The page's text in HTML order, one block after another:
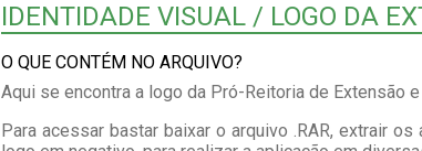
IDENTIDADE VISUAL / LOGO DA
O QUE CONTÉM NO ARQUIVO?
Aqui se encontra a logo da Pró-Reitoria de Extensão e
Para acessar bastar baixar o arquivo .RAR, extrair